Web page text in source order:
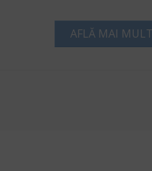
AFLĂ MAI